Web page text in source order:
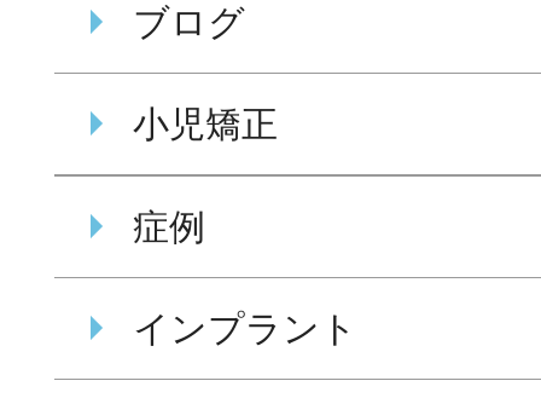
ブログ
小児矯正
症例
インプラント